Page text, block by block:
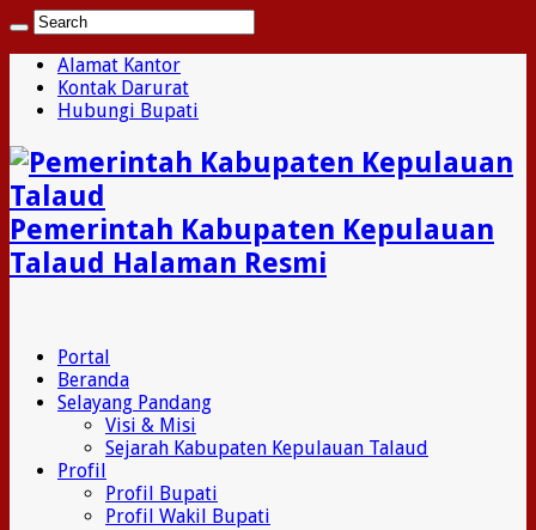
Alamat Kantor
Kontak Darurat
Hubungi Bupati
Pemerintah Kabupaten Kepulauan
Talaud Halaman Resmi
Portal
Beranda
Selayang Pandang
Visi & Misi
Sejarah Kabupaten Kepulauan Talaud
Profil
Profil Bupati
Profil Wakil Bupati